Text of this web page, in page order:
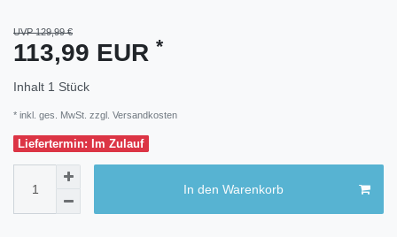
UVP 129,99 €
113,99 EUR *
Inhalt 1 Stück
* inkl. ges. MwSt. zzgl. Versandkosten
Liefertermin: Im Zulauf
In den Warenkorb